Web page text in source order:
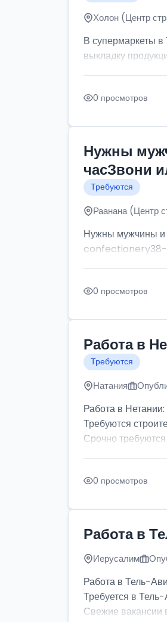
Холон (Центр
В супермаркеты в
выкладку
0 просмотров
Нужны
часЗвони
Требуются
Раанана (Центр
Нужны мужчины и
0 просмотров
Работа в
Требуются
Натания
Работа в
Требуются
Срочно
0 просмотров
Работа в
Иерусалим
Работа в Тель-
Требуется в
Свежие вакансии